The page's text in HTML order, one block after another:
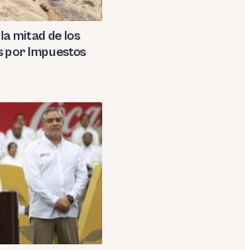
mitad de los
por Impuestos